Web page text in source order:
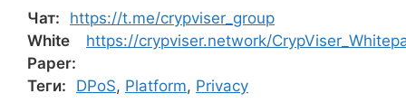
Чат:
https://t.me/crypviser_group
White
Paper:
https://crypviser.network/
Теги: DPoS, Platform, Privacy